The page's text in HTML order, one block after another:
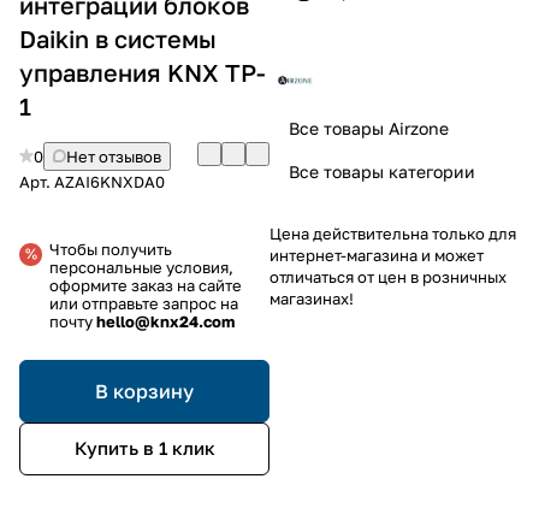
Daikin в системы
управления KNX TP-
1
0
Нет отзывов
Арт. AZAI6KNXDA0
Чтобы получить
персональные условия,
оформите заказ на сайте
или отправьте запрос на
почтуhello@knx24.com
В корзину
Купить в 1 клик
Все товары Airzone
Все товары категории
Цена действительна только для
интернет-магазина и может
отличаться от цен в розничных
магазинах!